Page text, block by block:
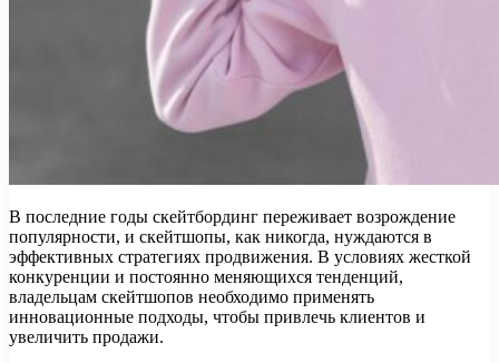
В последние годы скейтбординг переживает возрождение
популярности, и скейтшопы, как никогда, нуждаются в
эффективных стратегиях продвижения. В условиях жесткой
конкуренции и постоянно меняющихся тенденций,
владельцам скейтшопов необходимо применять
инновационные подходы, чтобы привлечь клиентов и
увеличить продажи.